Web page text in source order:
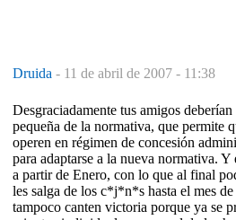
Druida - 11 de abril de 2007 - 11:38
Desgraciadamente tus amigos
pequeña de la normativa, que permite
operen en régimen de concesión
para adaptarse a la nueva normativa. Y
a partir de Enero, con lo que al final
les salga de los c*j*n*s hasta el mes
tampoco canten victoria porque ya se